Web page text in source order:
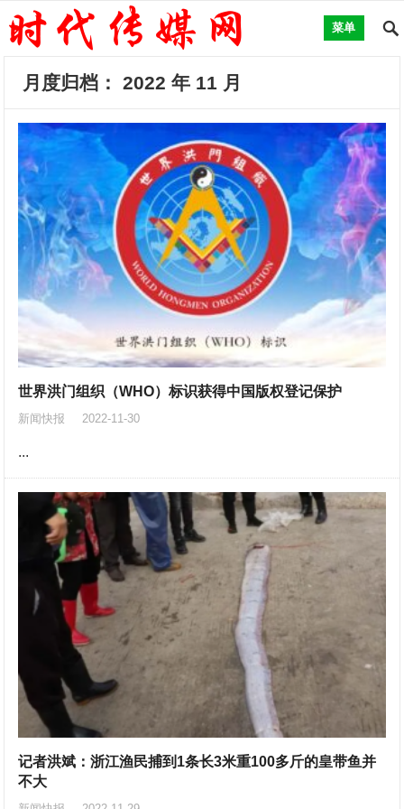
菜单
月度归档：2022 年 11 月
世界洪门组织（WHO）标识获得中国版权登记保护
新闻快报 2022-11-30
...
记者洪斌：浙江渔民捕到1条长3米重100多斤的皇带鱼并
不大